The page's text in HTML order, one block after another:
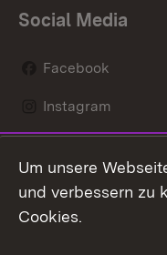
Social Media
Facebook
Instagram
Mastodon
Youtube
Um unsere
und verbessern zu
Cookies.